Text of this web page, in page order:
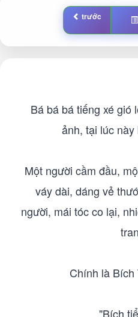
trước
Bá bá bá tiếng xé gió
ảnh, tại lúc
Một người cầm đầu,
váy dài, dáng vẻ
người, mái tóc co lại,
Chính là Bích
"Bích